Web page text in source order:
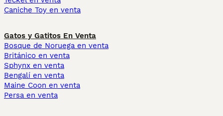
Caniche Toy en venta
Gatos y Gatitos En Venta
Bosque de Noruega en venta
Británico en venta
Sphynx en venta
Bengalí en venta
Maine Coon en venta
Persa en venta